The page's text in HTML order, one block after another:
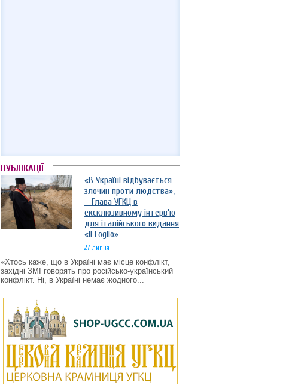
ПУБЛІКАЦІЇ
«В Україні відбувається
злочин проти людства»,
– Глава УГКЦ в
ексклюзивному інтерв’ю
для італійського видання
«Il Foglio»
27 липня
«Хтось каже, що в Україні має місце конфлікт,
західні ЗМІ говорять про російсько-український
конфлікт. Ні, в Україні немає жодного...